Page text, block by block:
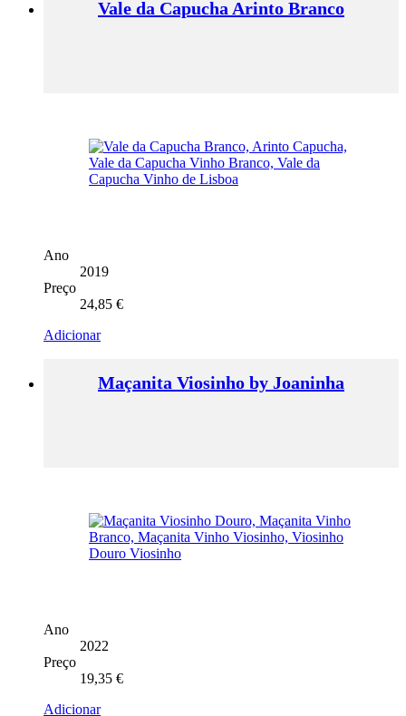
Vale da Capucha Arinto Branco
Ano
2019
Preço
24,85 €
Adicionar
Maçanita Viosinho by Joaninha
Ano
2022
Preço
19,35 €
Adicionar